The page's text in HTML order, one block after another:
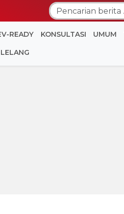
READY KONSULTASI UMUM
LELANG